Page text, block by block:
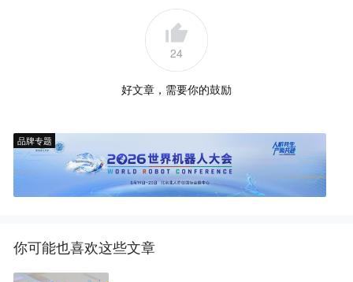
24
好文章，需要你的鼓励
品牌专题
你可能也喜欢这些文章